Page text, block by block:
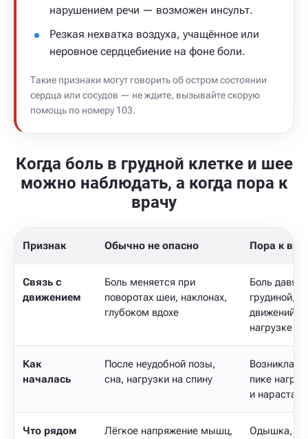
нарушением речи — возможен инсульт.
Резкая нехватка воздуха, учащённое или
неровное сердцебиение на фоне боли.
Такие признаки могут говорить об остром состоянии
сердца или сосудов — не ждите, вызывайте скорую
помощь по номеру 103.
Когда боль в грудной клетке и шее
можно наблюдать, а когда пора к
врачу
Признак Обычно не опасно Пора к
Связь с
движением
Боль меняется при
поворотах шеи, наклонах,
глубоком вдохе
Боль
грудиной,
движений,
нагрузке
Как
началась
После неудобной позы,
сна, нагрузки на спину
Возникла
пике
и нарастает
Что рядом
Лёгкое напряжение мышц,
Одышка,